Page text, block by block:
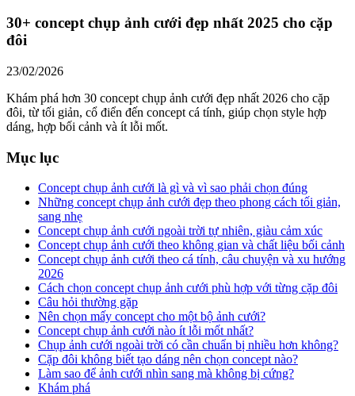
30+ concept chụp ảnh cưới đẹp nhất 2025 cho cặp
đôi
23/02/2026
Khám phá hơn 30 concept chụp ảnh cưới đẹp nhất 2026 cho cặp
đôi, từ tối giản, cổ điển đến concept cá tính, giúp chọn style hợp
dáng, hợp bối cảnh và ít lỗi mốt.
Mục lục
Concept chụp ảnh cưới là gì và vì sao phải chọn đúng
Những concept chụp ảnh cưới đẹp theo phong cách tối giản,
sang nhẹ
Concept chụp ảnh cưới ngoài trời tự nhiên, giàu cảm xúc
Concept chụp ảnh cưới theo không gian và chất liệu bối cảnh
Concept chụp ảnh cưới theo cá tính, câu chuyện và xu hướng
2026
Cách chọn concept chụp ảnh cưới phù hợp với từng cặp đôi
Câu hỏi thường gặp
Nên chọn mấy concept cho một bộ ảnh cưới?
Concept chụp ảnh cưới nào ít lỗi mốt nhất?
Chụp ảnh cưới ngoài trời có cần chuẩn bị nhiều hơn không?
Cặp đôi không biết tạo dáng nên chọn concept nào?
Làm sao để ảnh cưới nhìn sang mà không bị cứng?
Khám phá